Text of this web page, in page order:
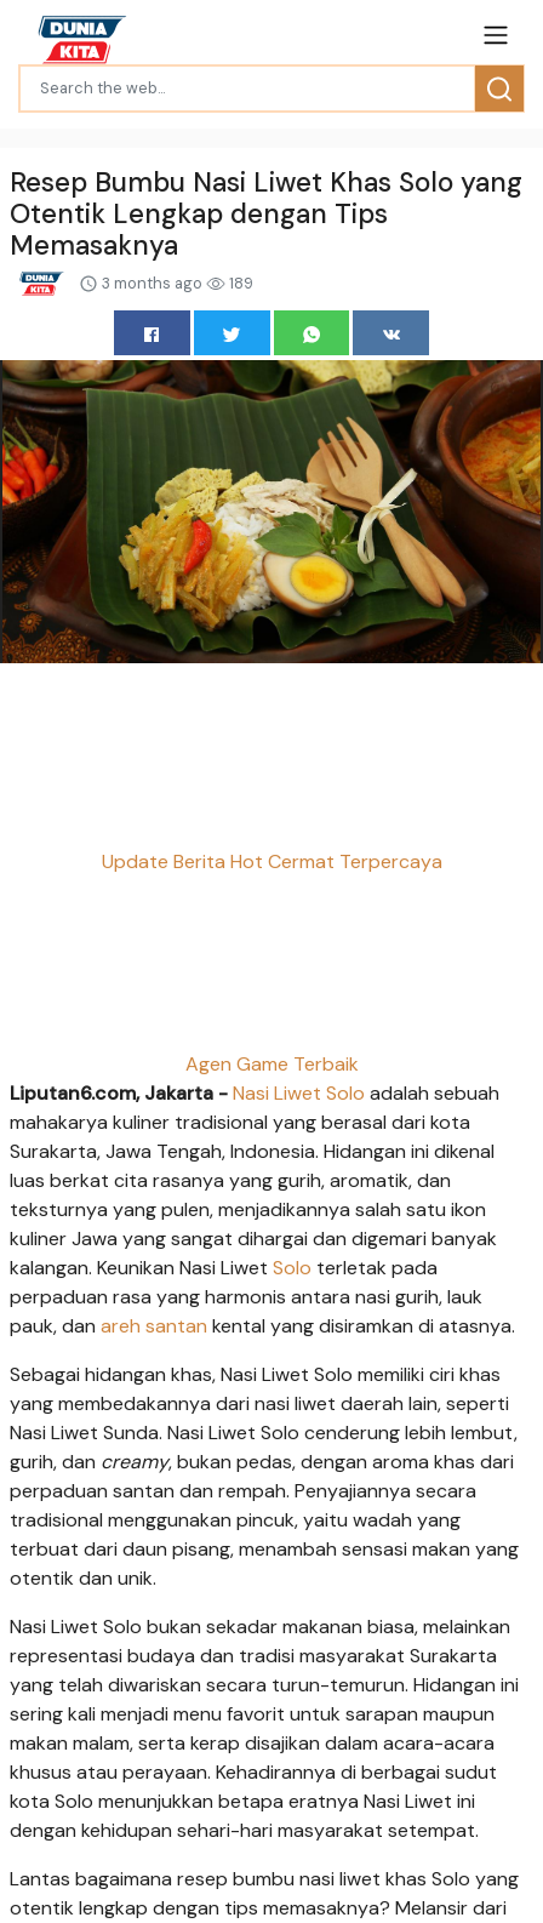
Resep Bumbu Nasi Liwet Khas Solo yang
Otentik Lengkap dengan Tips
Memasaknya
3 months ago 189
Update Berita Hot Cermat Terpercaya
Agen Game Terbaik
Liputan6.com, Jakarta -Nasi Liwet Solo adalah sebuah
mahakarya kuliner tradisional yang berasal dari kota
Surakarta, Jawa Tengah, Indonesia. Hidangan ini dikenal
luas berkat cita rasanya yang gurih, aromatik, dan
teksturnya yang pulen, menjadikannya salah satu ikon
kuliner Jawa yang sangat dihargai dan digemari banyak
kalangan. Keunikan Nasi Liwet Solo terletak pada
perpaduan rasa yang harmonis antara nasi gurih, lauk
pauk, dan areh santan kental yang disiramkan di atasnya.
Sebagai hidangan khas, Nasi Liwet Solo memiliki ciri khas
yang membedakannya dari nasi liwet daerah lain, seperti
Nasi Liwet Sunda. Nasi Liwet Solo cenderung lebih lembut,
gurih, dan creamy, bukan pedas, dengan aroma khas dari
perpaduan santan dan rempah. Penyajiannya secara
tradisional menggunakan pincuk, yaitu wadah yang
terbuat dari daun pisang, menambah sensasi makan yang
otentik dan unik.
Nasi Liwet Solo bukan sekadar makanan biasa, melainkan
representasi budaya dan tradisi masyarakat Surakarta
yang telah diwariskan secara turun-temurun. Hidangan ini
sering kali menjadi menu favorit untuk sarapan maupun
makan malam, serta kerap disajikan dalam acara-acara
khusus atau perayaan. Kehadirannya di berbagai sudut
kota Solo menunjukkan betapa eratnya Nasi Liwet ini
dengan kehidupan sehari-hari masyarakat setempat.
Lantas bagaimana resep bumbu nasi liwet khas Solo yang
otentik lengkap dengan tips memasaknya? Melansir dari